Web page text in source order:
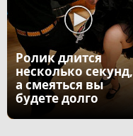
Ролик длится
несколько секунд,
а смеяться вы
будете долго